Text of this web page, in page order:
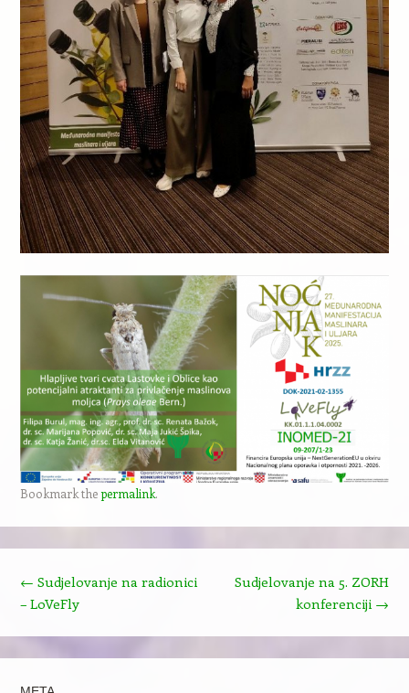
Bookmark thepermalink.
← Sudjelovanje na radionici
– LoVeFly
Sudjelovanje na 5. ZORH
konferenciji →